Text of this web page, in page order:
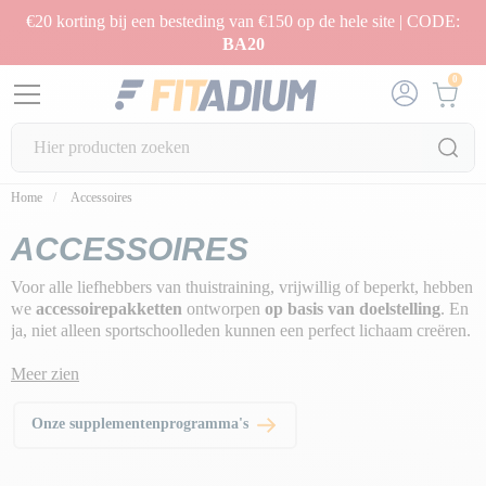
€20 korting bij een besteding van €150 op de hele site | CODE:
BA20
0
Home Accessoires
ACCESSOIRES
Voor alle liefhebbers van thuistraining, vrijwillig of beperkt, hebben
we accessoirepakketten ontworpen op basis van doelstelling. En
ja, niet alleen sportschoolleden kunnen een perfect lichaam creëren.
Ook jij kunt thuis effectief trainen.
producten kiezen die je zal helpen vooruitgang te boeken in je
Meer zien
Onze supplementenprogramma's